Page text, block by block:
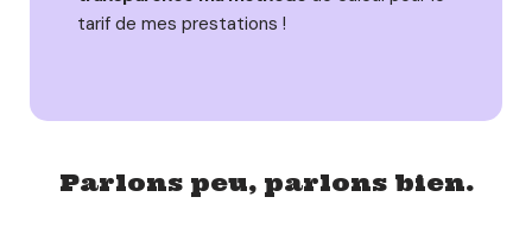
tarif de mes prestations !
Parlons peu, parlons bien.